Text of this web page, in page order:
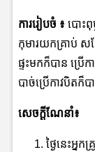
ការរៀបចំ ៖​ បោះពុ
កុមារយកគ្រាប់ សណ្
ផ្ទះមកក៏បាន ប្រើ
បាច់ប្រើកាវបិតក៏ប
សេចក្ដីណែនាំ៖
ថ្ងៃនេះអ្ន